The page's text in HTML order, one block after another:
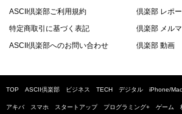
ASCII倶楽部ご利用規約
特定商取引に基づく表記
ASCII倶楽部へのお問い合わせ
倶楽部 レポー
倶楽部 メル
倶楽部 動画
TOP ASCII倶楽部 ビジネス TECH デジタル iPhone/Mac
アキバ スマホ スタートアップ プログラミング+ ゲーム